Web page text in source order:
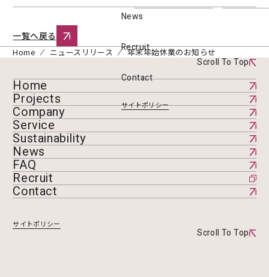
News
Recruit
Contact
サイトポリシー
一覧へ戻る
Home ニュースリリース 年末年始休業のお知らせ
Scroll To Top
Home
Projects
Company
Service
Sustainability
News
FAQ
Recruit
Contact
サイトポリシー
Scroll To Top